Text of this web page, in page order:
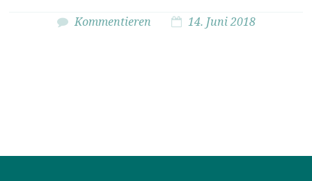
Kommentieren 14. Juni 2018